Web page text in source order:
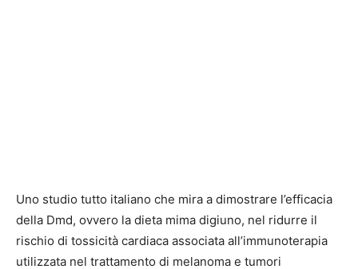
Uno studio tutto italiano che mira a dimostrare l’efficacia
della Dmd, ovvero la dieta mima digiuno, nel ridurre il
rischio di tossicità cardiaca associata all’immunoterapia
utilizzata nel trattamento di melanoma e tumori